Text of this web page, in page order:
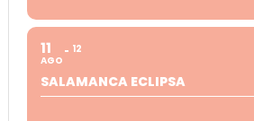
11
AGO
12
SALAMANCA ECLIPSA